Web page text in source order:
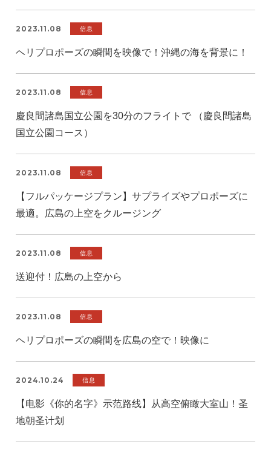
2023.11.08 信息
ヘリプロポーズの瞬間を映像で！沖縄の海を背景に！
2023.11.08 信息
慶良間諸島国立公園を30分のフライトで （慶良間諸島
国立公園コース）
2023.11.08 信息
【フルパッケージプラン】サプライズやプロポーズに
最適。広島の上空をクルージング
2023.11.08 信息
送迎付！広島の上空から
2023.11.08 信息
ヘリプロポーズの瞬間を広島の空で！映像に
2024.10.24 信息
【电影《你的名字》示范路线】从高空俯瞰大室山！圣
地朝圣计划